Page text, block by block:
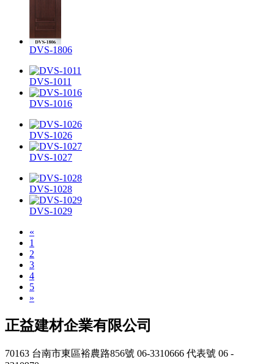
DVS-1806
DVS-1011
DVS-1016
DVS-1026
DVS-1027
DVS-1028
DVS-1029
«
1
2
3
4
5
»
正益建材企業有限公司
70163 台南市東區裕農路856號 06-3310666 代表號 06 -